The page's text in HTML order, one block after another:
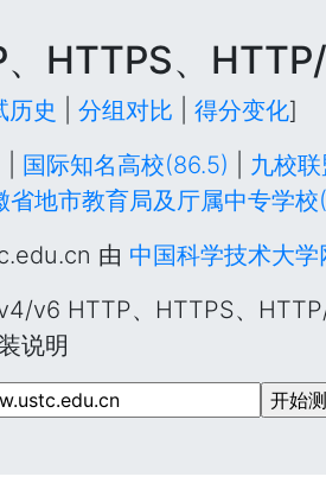
HTTPS、
历史 分组对比 得分变化]
国际知名高校(86.5)
九校
省地市教育局及厅属中专学校
由 中国科学技术大
v6 HTTP、HTTPS、
说明